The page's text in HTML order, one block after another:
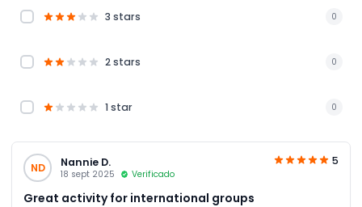
3 stars 0
2 stars 0
1 star 0
ND Nannie D.
18 sept 2025 Verificado
5
Great activity for international groups